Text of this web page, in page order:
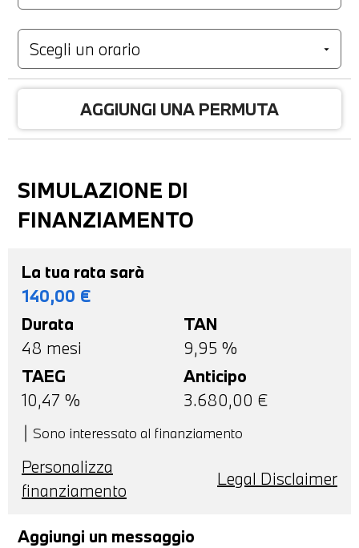
AGGIUNGI UNA PERMUTA
SIMULAZIONE DI
FINANZIAMENTO
La tua rata sarà
140,00 €
Durata
48 mesi
TAN
9,95 %
TAEG
10,47 %
Anticipo
3.680,00 €
Sono interessato al finanziamento
Personalizza
finanziamento
Legal Disclaimer
Aggiungi un messaggio